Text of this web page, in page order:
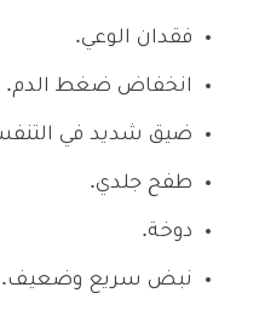
فقدان الوعي.
انخفاض ضغط الدم.
ضيق شديد في
طفح جلدي.
دوخة.
نبض سريع وضعيف.